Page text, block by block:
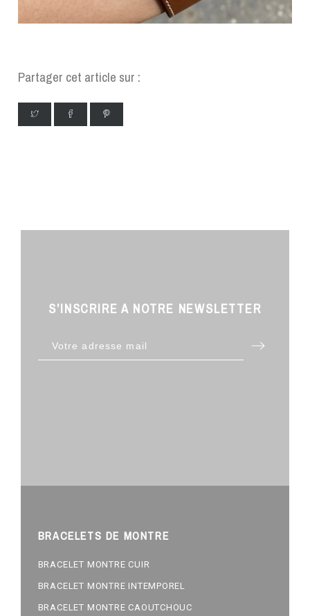
Partager cet article sur :
S’INSCRIRE A NOTRE NEWSLETTER
BRACELETS DE MONTRE
BRACELET MONTRE CUIR
BRACELET MONTRE INTEMPOREL
BRACELET MONTRE CAOUTCHOUC